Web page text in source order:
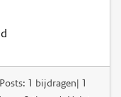
1 bijdragen| 1